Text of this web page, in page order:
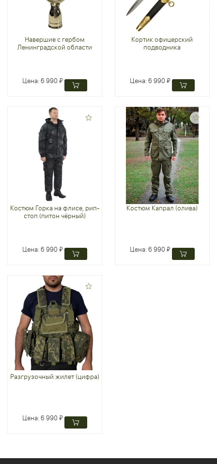
Навершие с гербом
Ленинградской области
Цена:6 990 ₽
Кортик офицерский
подводника
Цена:6 990 ₽
Костюм Горка на флисе, рип-
стоп (питон чёрный)
Цена:6 990 ₽
Костюм Капрал (олива)
Цена:6 990 ₽
Разгрузочный жилет (цифра)
Цена:6 990 ₽